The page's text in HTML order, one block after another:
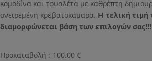
κομοδίνα και τουαλέτα με καθρέπτη
ονειρεμένη κρεβατοκάμαρα. Η τελική τιμή
διαμορφώνεται βάση των επιλογών σας!!!
Προκαταβολή : 100.00 €